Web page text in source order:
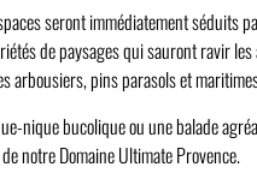
seront immédiatement
de paysages qui sauront ravir
arbousiers, pins parasols et
nique bucolique ou une balade
notre Domaine Ultimate Provence.